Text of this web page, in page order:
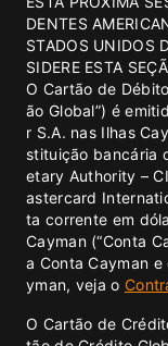
DENTES
STADOS UNIDOS
SIDERE ESTA
O Cartão de
ão Global”) é
r S.A. nas Ilhas
stituição bancária
etary Authority –
astercard
ta corrente em
Cayman (“Conta
a Conta Cayman
yman, veja o
O Cartão de